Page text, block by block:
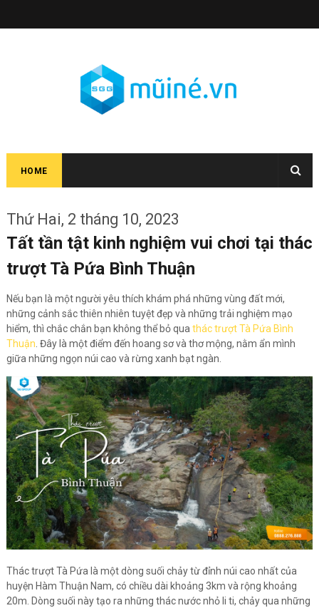
HOME
Thứ Hai, 2 tháng 10, 2023
Tất tần tật kinh nghiệm vui chơi tại thác
trượt Tà Pứa Bình Thuận
Nếu bạn là một người yêu thích khám phá những vùng đất mới,
những cảnh sắc thiên nhiên tuyệt đẹp và những trải nghiệm mạo
hiểm, thì chắc chắn bạn không thể bỏ qua thác trượt Tà Pứa Bình
Thuận . Đây là một điểm đến hoang sơ và thơ mộng, nằm ẩn mình
giữa những ngọn núi cao và rừng xanh bạt ngàn.
Thác trượt Tà Pứa là một dòng suối chảy từ đỉnh núi cao nhất của
huyện Hàm Thuận Nam, có chiều dài khoảng 3km và rộng khoảng
20m. Dòng suối này tạo ra những thác nước nhỏ li ti, chảy qua những